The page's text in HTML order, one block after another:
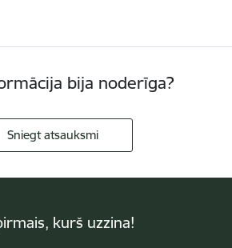
bija noderīga?
Sniegt atsauksmi
kurš uzzina!